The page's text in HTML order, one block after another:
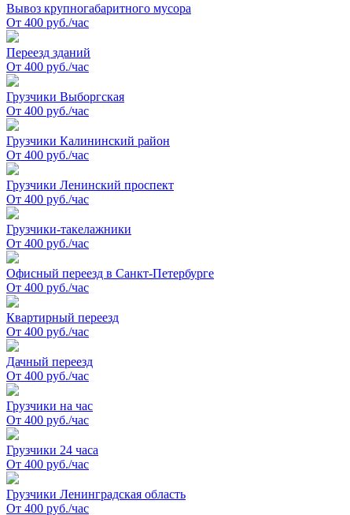
Вывоз крупногабаритного мусора
От 400 руб./час
Переезд зданий
От 400 руб./час
Грузчики Выборгская
От 400 руб./час
Грузчики Калининский район
От 400 руб./час
Грузчики Ленинский проспект
От 400 руб./час
Грузчики-такелажники
От 400 руб./час
Офисный переезд в Санкт-Петербурге
От 400 руб./час
Квартирный переезд
От 400 руб./час
Дачный переезд
От 400 руб./час
Грузчики на час
От 400 руб./час
Грузчики 24 часа
От 400 руб./час
Грузчики Ленинградская область
От 400 руб./час